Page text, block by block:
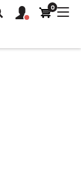
Felhasználói
fiók
0